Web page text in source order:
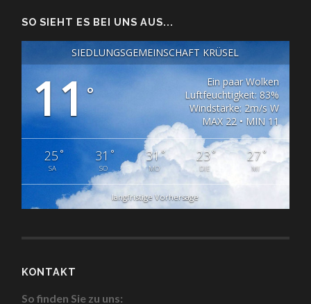
SO SIEHT ES BEI UNS AUS...
SIEDLUNGSGEMEINSCHAFT KRÜSEL
11°
Ein paar Wolken
Luftfeuchtigkeit: 83%
Windstärke: 2m/s W
MAX 22 • MIN 11
25°
SA
31 °
SO
31°
MO
23°
DIE
27°
MI
langfristige Vorhersage
KONTAKT
So finden Sie zu uns: